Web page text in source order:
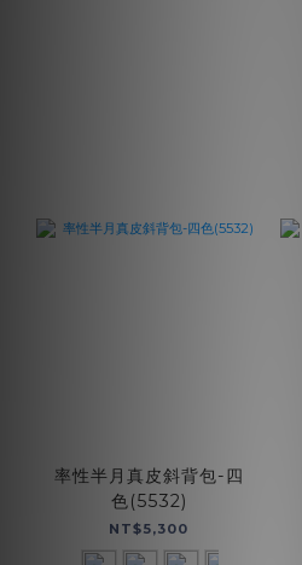
率性半月真皮斜背包-四
色(5532)
NT$5,300